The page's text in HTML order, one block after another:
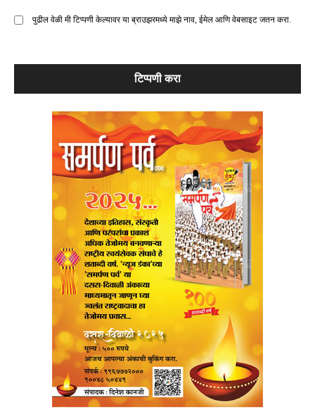
पुढील वेळी मी टिप्पणी केल्यावर या ब्राउझरमध्ये माझे नाव, ईमेल आणि वेबसाइट जतन करा.